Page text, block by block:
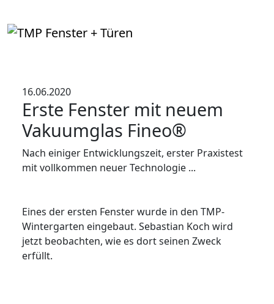
16.06.2020
Erste Fenster mit neuem
Vakuumglas Fineo®
Nach einiger Entwicklungszeit, erster Praxistest
mit vollkommen neuer Technologie ...
Eines der ersten Fenster wurde in den TMP-
Wintergarten eingebaut. Sebastian Koch wird
jetzt beobachten, wie es dort seinen Zweck
erfüllt.